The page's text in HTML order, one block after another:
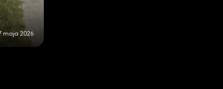
maja 2026